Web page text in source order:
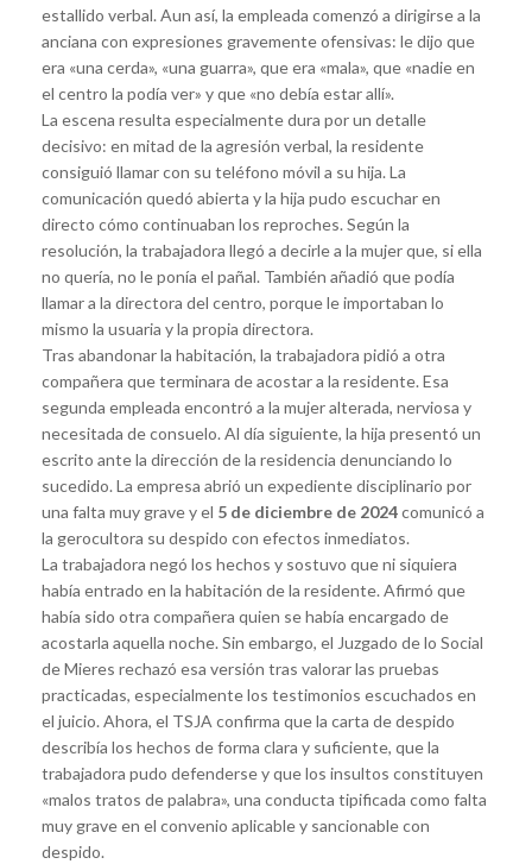
estallido verbal. Aun así, la empleada comenzó a dirigirse a la
anciana con expresiones gravemente ofensivas: le dijo que
era «una cerda», «una guarra», que era «mala», que «nadie en
el centro la podía ver» y que «no debía estar allí».
La escena resulta especialmente dura por un detalle
decisivo: en mitad de la agresión verbal, la residente
consiguió llamar con su teléfono móvil a su hija. La
comunicación quedó abierta y la hija pudo escuchar en
directo cómo continuaban los reproches. Según la
resolución, la trabajadora llegó a decirle a la mujer que, si ella
no quería, no le ponía el pañal. También añadió que podía
llamar a la directora del centro, porque le importaban lo
mismo la usuaria y la propia directora.
Tras abandonar la habitación, la trabajadora pidió a otra
compañera que terminara de acostar a la residente. Esa
segunda empleada encontró a la mujer alterada, nerviosa y
necesitada de consuelo. Al día siguiente, la hija presentó un
escrito ante la dirección de la residencia denunciando lo
sucedido. La empresa abrió un expediente disciplinario por
una falta muy grave y el 5 de diciembre de 2024comunicó a
la gerocultora su despido con efectos inmediatos.
La trabajadora negó los hechos y sostuvo que ni siquiera
había entrado en la habitación de la residente. Afirmó que
había sido otra compañera quien se había encargado de
acostarla aquella noche. Sin embargo, el Juzgado de lo Social
de Mieres rechazó esa versión tras valorar las pruebas
practicadas, especialmente los testimonios escuchados en
el juicio. Ahora, el TSJA confirma que la carta de despido
describía los hechos de forma clara y suficiente, que la
trabajadora pudo defenderse y que los insultos constituyen
«malos tratos de palabra», una conducta tipificada como falta
muy grave en el convenio aplicable y sancionable con
despido.